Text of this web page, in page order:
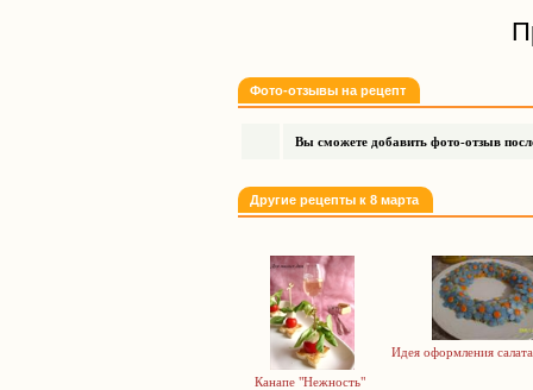
Фото-отзывы на рецепт
Вы сможете добавить фото-отзыв
Другие рецепты к 8 марта
Канапе "Нежность"
Идея оформления